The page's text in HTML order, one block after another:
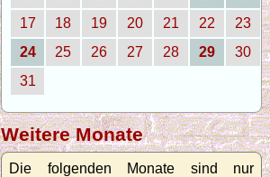
17
18 19 20 21 22
23
24
25 26 27 28 29
30
31
Weitere Monate
Die folgenden Monate sind nur